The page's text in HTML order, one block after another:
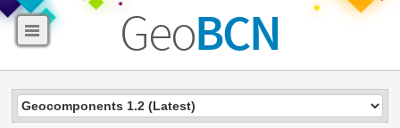
GeoBCN